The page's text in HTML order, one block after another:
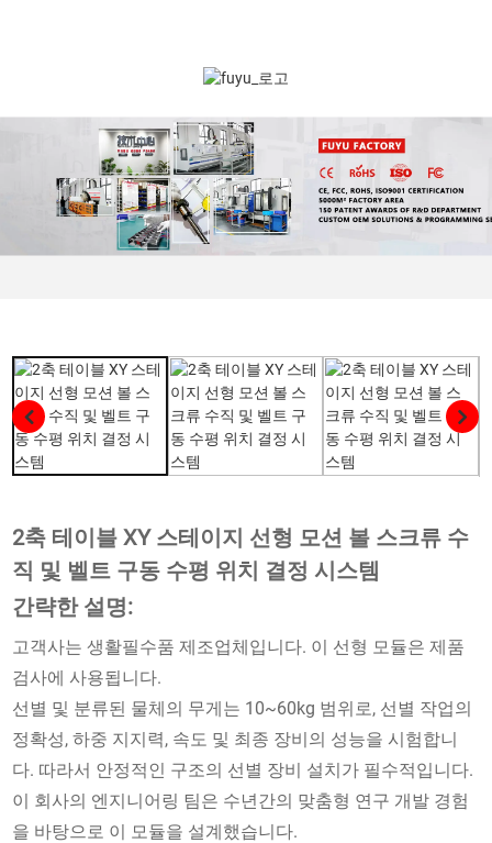
2축 테이블 XY 스테이지 선형 모션 볼 스크류 수
직 및 벨트 구동 수평 위치 결정 시스템
간략한 설명:
고객사는 생활필수품 제조업체입니다. 이 선형 모듈은 제품
검사에 사용됩니다.
선별 및 분류된 물체의 무게는 10~60kg 범위로, 선별 작업의
정확성, 하중 지지력, 속도 및 최종 장비의 성능을 시험합니
다. 따라서 안정적인 구조의 선별 장비 설치가 필수적입니다.
이 회사의 엔지니어링 팀은 수년간의 맞춤형 연구 개발 경험
을 바탕으로 이 모듈을 설계했습니다.